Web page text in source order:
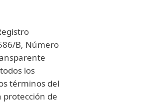
B, Número
los
términos del
protección de